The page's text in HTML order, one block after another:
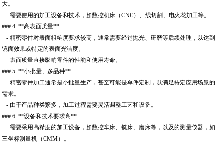
大。
- 需要使用的加工设备和技术，如数控机床（CNC）、线切割、电火花加工等。
### 4. **高表面质量**
- 精密零件对表面粗糙度要求较高，通常需要经过抛光、研磨等后续处理，以达到
镜面效果或特定的表面光洁度。
- 表面质量直接影响零件的性能和使用寿命。
### 5. **小批量、多品种**
- 精密零件加工通常是小批量生产，甚至可能是单件定制，以满足特定应用场景的
需求。
- 由于产品种类繁多，加工过程需要灵活调整工艺和设备。
### 6. **设备和技术要求高**
- 需要采用高精度的加工设备，如数控车床、铣床、磨床等，以及的测量仪器，如
三坐标测量机（CMM）。